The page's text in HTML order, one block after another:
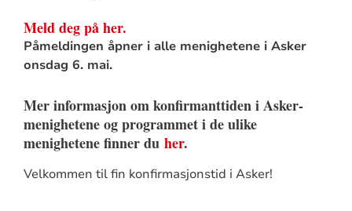
Meld deg på her.
Påmeldingen åpner i alle menighetene i Asker
onsdag 6. mai.
Mer informasjon om konfirmanttiden i Asker-
menighetene og programmet i de ulike
menighetene finner du her.
Velkommen til fin konfirmasjonstid i Asker!